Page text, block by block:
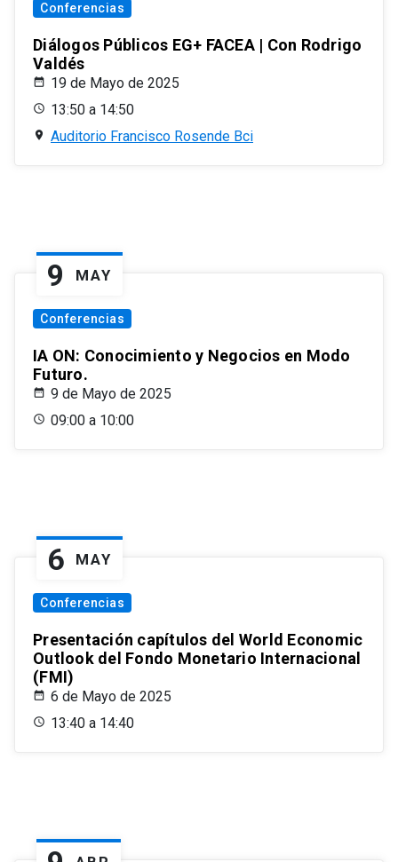
Conferencias
Diálogos Públicos EG+ FACEA | Con Rodrigo
Valdés
19 de Mayo de 2025
13:50 a 14:50
Auditorio Francisco Rosende Bci
9 MAY
Conferencias
IA ON: Conocimiento y Negocios en Modo
Futuro.
9 de Mayo de 2025
09:00 a 10:00
6 MAY
Conferencias
Presentación capítulos del World Economic
Outlook del Fondo Monetario Internacional
(FMI)
6 de Mayo de 2025
13:40 a 14:40